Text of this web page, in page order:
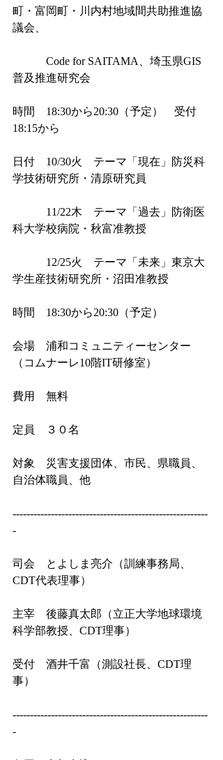
町・富岡町・川内村地域間共助推進協
議会、
Code for SAITAMA、埼玉県GIS
普及推進研究会
時間　18:30から20:30（予定）　受付
18:15から
日付　10/30火　テーマ「現在」防災科
学技術研究所・清原研究員
11/22木　テーマ「過去」防衛医
科大学校病院・秋富准教授
12/25火　テーマ「未来」東京大
学生産技術研究所・沼田准教授
時間　18:30から20:30（予定）
会場　浦和コミュニティーセンター
（コムナーレ10階IT研修室）
費用　無料
定員　３０名
対象　災害支援団体、市民、県職員、
自治体職員、他
--------------------------------------------------------
-
司会　とよしま亮介（訓練事務局、
CDT代表理事）
主宰　後藤真太郎（立正大学地球環境
科学部教授、CDT理事）
受付　酒井千富（測設社長、CDT理
事）
--------------------------------------------------------
-